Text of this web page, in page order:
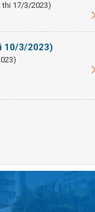
thi 17/3/2023)
10/3/2023)